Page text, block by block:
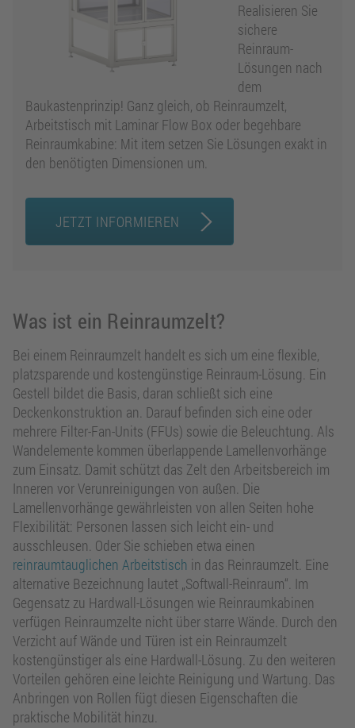
Realisieren Sie
sichere
Reinraum-
Lösungen nach
dem
Baukastenprinzip! Ganz gleich, ob Reinraumzelt,
Arbeitstisch mit Laminar Flow Box oder begehbare
Reinraumkabine: Mit item setzen Sie Lösungen exakt in
den benötigten Dimensionen um.
JETZT INFORMIEREN
Was ist ein Reinraumzelt?
Bei einem Reinraumzelt handelt es sich um eine flexible,
platzsparende und kostengünstige Reinraum-Lösung. Ein
Gestell bildet die Basis, daran schließt sich eine
Deckenkonstruktion an. Darauf befinden sich eine oder
mehrere Filter-Fan-Units (FFUs) sowie die Beleuchtung. Als
Wandelemente kommen überlappende Lamellenvorhänge
zum Einsatz. Damit schützt das Zelt den Arbeitsbereich im
Inneren vor Verunreinigungen von außen. Die
Lamellenvorhänge gewährleisten von allen Seiten hohe
Flexibilität: Personen lassen sich leicht ein- und
ausschleusen. Oder Sie schieben etwa einen
reinraumtauglichen Arbeitstisch in das Reinraumzelt. Eine
alternative Bezeichnung lautet „Softwall-Reinraum“. Im
Gegensatz zu Hardwall-Lösungen wie Reinraumkabinen
verfügen Reinraumzelte nicht über starre Wände. Durch den
Verzicht auf Wände und Türen ist ein Reinraumzelt
kostengünstiger als eine Hardwall-Lösung. Zu den weiteren
Vorteilen gehören eine leichte Reinigung und Wartung. Das
Anbringen von Rollen fügt diesen Eigenschaften die
praktische Mobilität hinzu.